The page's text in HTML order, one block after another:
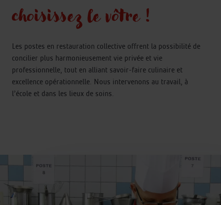
choisissez le vôtre !
Les postes en restauration collective offrent la possibilité de
concilier plus harmonieusement vie privée et vie
professionnelle, tout en alliant savoir-faire culinaire et
excellence opérationnelle. Nous intervenons au travail, à
l’école et dans les lieux de soins.